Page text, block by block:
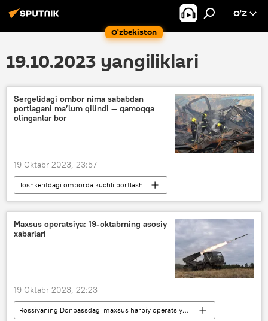
O‘zbekiston
O’Z
19.10.2023 yangiliklari
Sergelidagi ombor nima sababdan
portlagani ma’lum qilindi — qamoqqa
olinganlar bor
19 Oktabr 2023, 23:57
Toshkentdagi omborda kuchli portlash
Jamiyat
O‘zbekiston
Toshkent
Sergeli tumani
portlash
Maxsus operatsiya: 19-oktabrning asosiy
xabarlari
19 Oktabr 2023, 22:23
Rossiyaning Donbassdagi maxsus harbiy operatsiyasi